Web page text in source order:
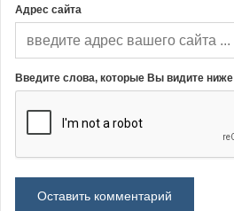
Адрес сайта
Введите слова, которые Вы видите ниже